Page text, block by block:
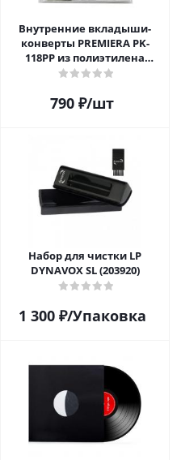
Внутренние вкладыши-
конверты PREMIERA PK-
118PP из полиэтилена
высокой плотности для 12"
шт.
790 ₽/шт
Набор для чистки LP
DYNAVOX SL (203920)
1 300₽/Упаковка